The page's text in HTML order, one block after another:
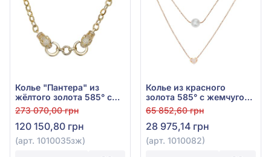
Колье "Пантера" из
жёлтого золота 585° с
зелёным фианитом и
фианитом, арт.
1010035зж
273 070,00 грн
120 150,80 грн
(арт. 1010035зж)
Колье из красного
золота 585° с жемчугом,
арт. 1010082
65 852,60 грн
28 975,14 грн
(арт. 1010082)